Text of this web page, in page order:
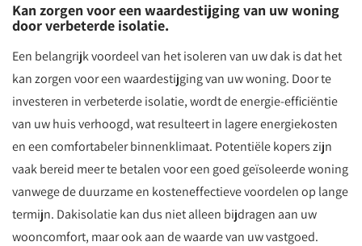
Kan zorgen voor een waardestijging van uw woning
door verbeterde isolatie.
Een belangrijk voordeel van het isoleren van uw dak is dat het
kan zorgen voor een waardestijging van uw woning. Door te
investeren in verbeterde isolatie, wordt de energie-efficiëntie
van uw huis verhoogd, wat resulteert in lagere energiekosten
en een comfortabeler binnenklimaat. Potentiële kopers zijn
vaak bereid meer te betalen voor een goed geïsoleerde woning
vanwege de duurzame en kosteneffectieve voordelen op lange
termijn. Dakisolatie kan dus niet alleen bijdragen aan uw
wooncomfort, maar ook aan de waarde van uw vastgoed.